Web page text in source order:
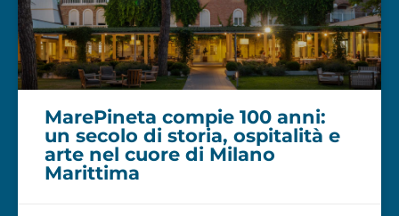
MarePineta compie 100 anni:
un secolo di storia, ospitalità e
arte nel cuore di Milano
Marittima